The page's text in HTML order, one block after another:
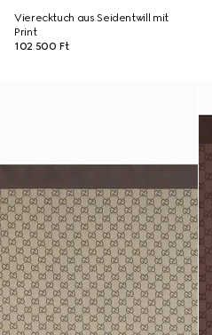
Vierecktuch aus Seidentwill mit
Print
102 500 Ft